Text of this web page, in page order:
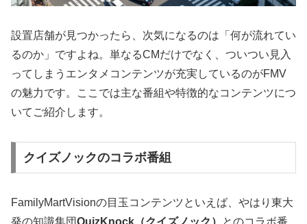
設置店舗が見つかったら、次気になるのは「何が流れてい
るのか」ですよね。単なるCMだけでなく、ついつい見入
ってしまうエンタメコンテンツが充実しているのがFMV
の魅力です。ここでは主な番組や特徴的なコンテンツにつ
いてご紹介します。
クイズノックのコラボ番組
FamilyMartVisionの目玉コンテンツといえば、やはり東大
発の知識集団QuizKnock（クイズノック）
とのコラボ番